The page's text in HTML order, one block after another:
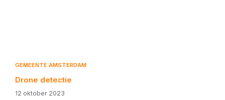
GEMEENTE AMSTERDAM
Drone detectie
12 oktober 2023